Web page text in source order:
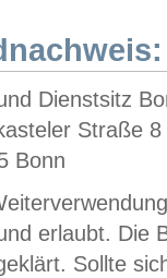
Dienstsitz
Straße 8
Bonn
erlaubt. Die
Sollte